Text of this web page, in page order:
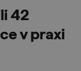
42
v praxi